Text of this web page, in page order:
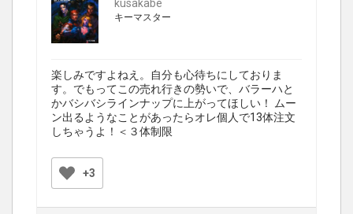
kusakabe
キーマスター
楽しみですよねえ。自分も心待ちにしておりま
す。でもってこの売れ行きの勢いで、バラーハと
かバシバシラインナップに上がってほしい！ ムー
ン出るようなことがあったらオレ個人で13体注文
しちゃうよ！＜３体制限
+3